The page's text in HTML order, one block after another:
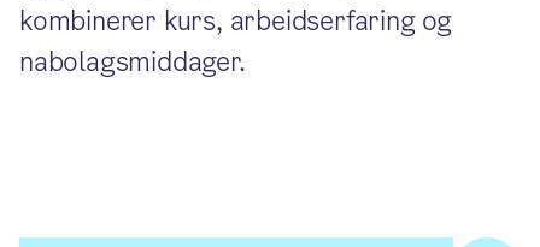
kombinerer kurs, arbeidserfaring og
nabolagsmiddager.